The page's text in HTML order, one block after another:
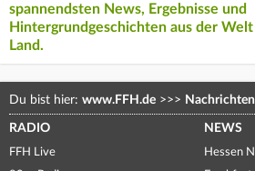
spannendsten News, Ergebnisse und
Hintergrundgeschichten aus der
Land.
Du bist hier: www.FFH.de >>> Nachrichten
RADIO
FFH Live
NEWS
Hessen